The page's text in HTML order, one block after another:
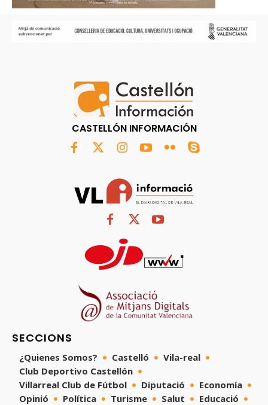
CASTELLÓN INFORMACIÓN
SECCIONS
¿Quienes Somos? Castelló
Vila-real
Club Deportivo Castellón
Villarreal Club de Fútbol
Diputació
Economía
Opinió
Política Turisme Salut
Educació